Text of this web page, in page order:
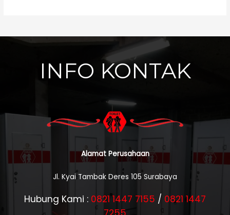
INFO KONTAK
Alamat Perusahaan
Jl. Kyai Tambak Deres 105 Surabaya
Hubung Kami : 0821 1447 7155 / 0821 1447